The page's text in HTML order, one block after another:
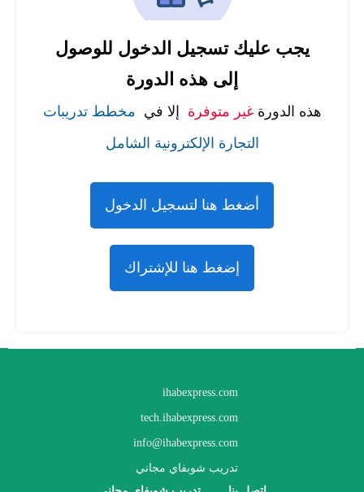
يجب عليك تسجيل الدخول للوصول
إلى هذه الدورة
هذه الدورةغير متوفرة إلا في مخطط تدريبات
التجارة الإلكترونية الشامل
أضغط هنا لتسجيل الدخول
إضغط هنا للإشتراك
ihabexpress.com
tech.ihabexpress.com
info@ihabexpress.com
تدريب شوبفاي مجاني